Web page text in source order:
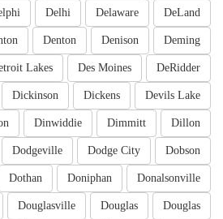
DeLand
Delaware
Delhi
Deming
Denison
Denton
DeRidder
Des Moines
Lakes
Devils Lake
Dickens
Dickinson
Dillon
Dimmitt
Dinwiddie
Dobson
Dodge City
Dodgeville
Donalsonville
Doniphan
Dothan
Douglas
Douglas
Douglasville